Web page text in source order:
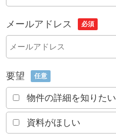
メールアドレス 必須
要望 任意
物件の詳細を知りたい
資料がほしい